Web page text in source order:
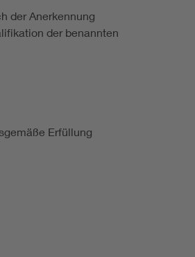
der Anerkennung
der benannten
Erfüllung